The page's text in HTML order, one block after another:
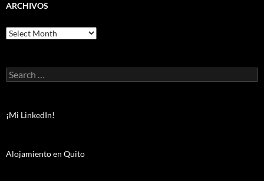
ARCHIVOS
Archivos
Search
for:
¡Mi LinkedIn!
Alojamiento en Quito